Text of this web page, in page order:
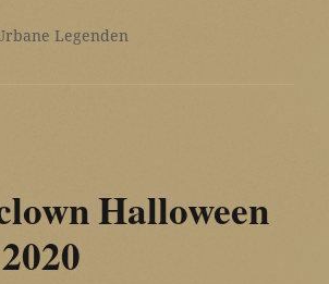
Legenden
Halloween